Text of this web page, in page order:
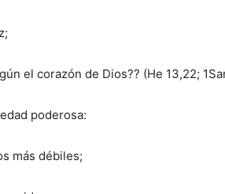
el corazón de Dios?? (He 13,22;
poderosa:
más débiles;